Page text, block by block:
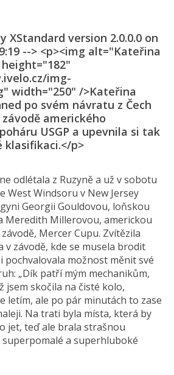
XStandard version 2.0.0.0 on
--> <p><img alt="Kateřina
img-
width="250" />Kateřina
po svém návratu z Čech
amerického
USGP a upevnila si tak
klasifikaci.</p>
odlétala z Ruzyně a už v sobotu
West Windsoru v New Jersey
Georgii Gouldovou, loňskou
Meredith Millerovou, americkou
Mercer Cupu. Zvítězila
v závodě, kde se musela brodit
pochvalovala možnost měnit své
„Dík patří mým mechanikům,
jsem skočila na čisté kolo,
letím, ale po pár minutách to zase
Na trati byla místa, která by
jet, teď ale brala strašnou
a superhluboké